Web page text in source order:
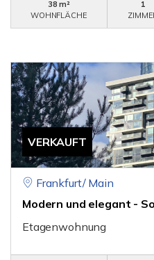
38 m²
WOHNFLÄCHE
1
VERKAUFT
Frankfurt/ Main
Modern und elegant -
Etagenwohnung